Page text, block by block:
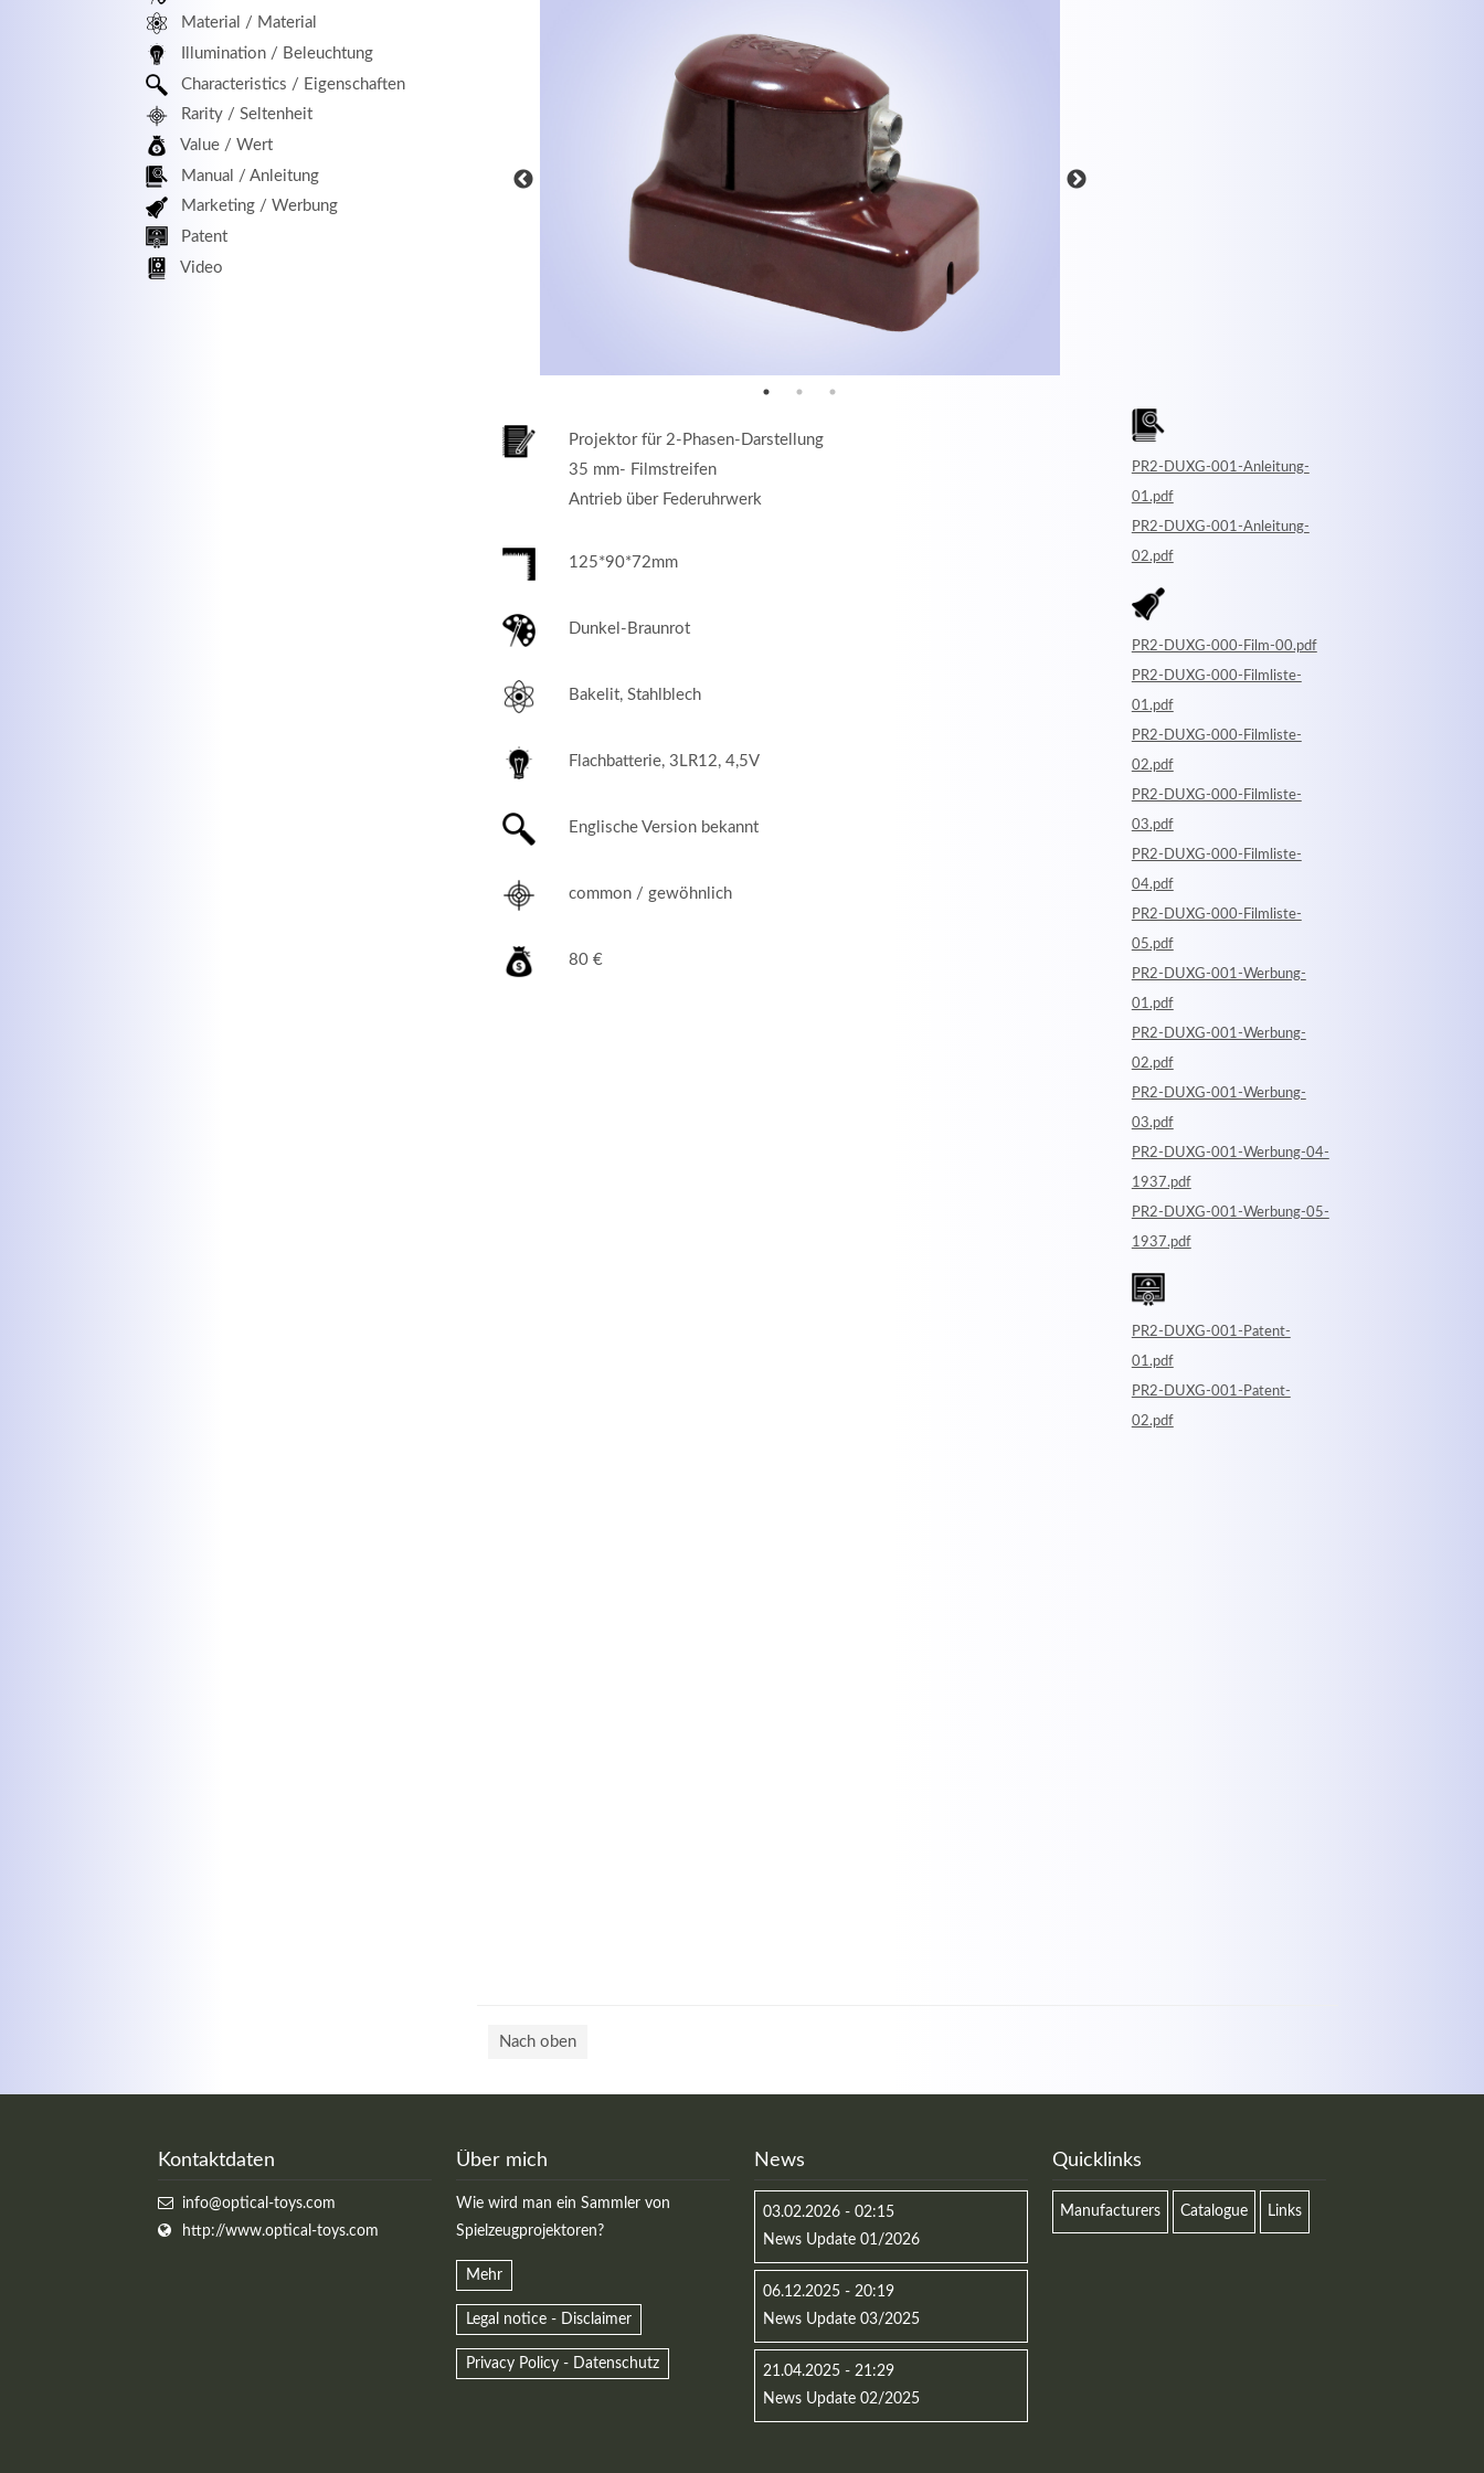
Projektor für 2-Phasen-Darstellung
35 mm- Filmstreifen
Antrieb über Federuhrwerk
125*90*72mm
Dunkel-Braunrot
Bakelit, Stahlblech
Flachbatterie, 3LR12, 4,5V
Englische Version bekannt
common / gewöhnlich
80 €
PR2-DUXG-001-Anleitung-
01.pdf
PR2-DUXG-001-Anleitung-
02.pdf
PR2-DUXG-000-Film-00.pdf
PR2-DUXG-000-Filmliste-
01.pdf
PR2-DUXG-000-Filmliste-
02.pdf
PR2-DUXG-000-Filmliste-
03.pdf
PR2-DUXG-000-Filmliste-
04.pdf
PR2-DUXG-000-Filmliste-
05.pdf
PR2-DUXG-001-Werbung-
01.pdf
PR2-DUXG-001-Werbung-
02.pdf
PR2-DUXG-001-Werbung-
03.pdf
PR2-DUXG-001-Werbung-04-
1937.pdf
PR2-DUXG-001-Werbung-05-
1937.pdf
PR2-DUXG-001-Patent-
01.pdf
PR2-DUXG-001-Patent-
02.pdf
Nach oben
Material / Material
Illumination / Beleuchtung
Characteristics / Eigenschaften
Rarity / Seltenheit
Value / Wert
Manual / Anleitung
Marketing / Werbung
Patent
Video
Kontaktdaten
info@optical-toys.com
http://www.optical-toys.com
Über mich
Wie wird man ein Sammler von
Spielzeugprojektoren?
Mehr
Legal notice - Disclaimer
Privacy Policy - Datenschutz
News
03.02.2026 - 02:15
News Update 01/2026
06.12.2025 - 20:19
News Update 03/2025
21.04.2025 - 21:29
News Update 02/2025
Quicklinks
Manufacturers Catalogue Links
MEHR INFOS MEHR INFOS
Kontaktdaten Registrieren